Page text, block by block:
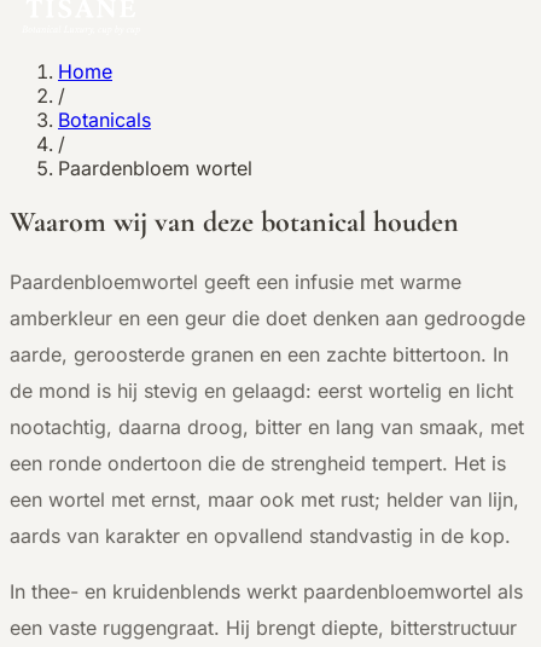
Home
/
Botanicals
/
Paardenbloem wortel
Waarom wij van deze botanical houden
Paardenbloemwortel geeft een infusie met warme
amberkleur en een geur die doet denken aan gedroogde
aarde, geroosterde granen en een zachte bittertoon. In
de mond is hij stevig en gelaagd: eerst wortelig en licht
nootachtig, daarna droog, bitter en lang van smaak, met
een ronde ondertoon die de strengheid tempert. Het is
een wortel met ernst, maar ook met rust; helder van lijn,
aards van karakter en opvallend standvastig in de kop.
In thee- en kruidenblends werkt paardenbloemwortel als
een vaste ruggengraat. Hij brengt diepte, bitterstructuur